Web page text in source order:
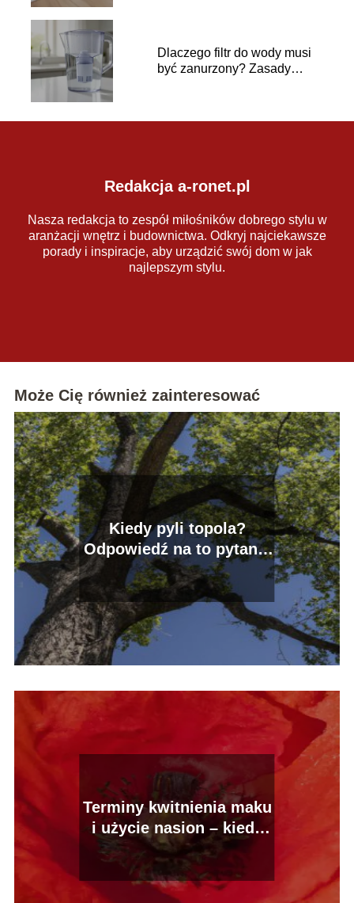
Dlaczego filtr do wody musi
być zanurzony? Zasady
Redakcja a-ronet.pl
Nasza redakcja to zespół miłośników dobrego stylu w
aranżacji wnętrz i budownictwa. Odkryj najciekawsze
porady i inspiracje, aby urządzić swój dom w jak
najlepszym stylu.
Może Cię również zainteresować
Kiedy pyli topola?
Odpowiedź na to pytanie
i ważne informacje.
Terminy kwitnienia maku
i użycie nasion – kiedy
kwitnie mak